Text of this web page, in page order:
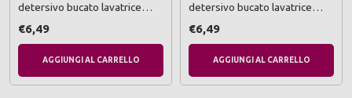
detersivo bucato lavatrice
€6,49
AGGIUNGI AL CARRELLO
detersivo bucato lavatrice
€6,49
AGGIUNGI AL CARRELLO